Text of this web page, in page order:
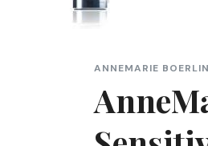
ANNEMARIE